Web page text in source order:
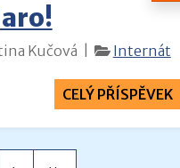
Kučová | Internát
CELÝ PŘÍSPĚVEK